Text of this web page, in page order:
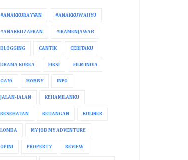
#ANAKKURAYYAN #ANAKKUWAHYU
#ANAKKUZAFRAN #IRAMENJAWAB
BLOGGING CANTIK CERITAKU
DRAMA KOREA FIKSI FILM INDIA
GAYA HOBBY INFO
JALAN-JALAN KEHAMILANKU
KESEHATAN KEUANGAN KULINER
LOMBA MY JOB MY ADVENTURE
OPINI PROPERTY REVIEW